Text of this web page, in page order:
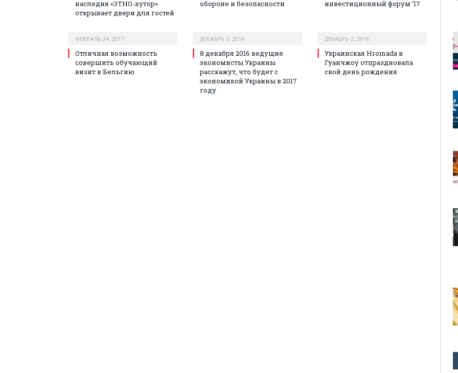
наследия «ЭТНО-хутор»
открывает двери для гостей
обороне и безопасности
инвестиционный форум ’17
ФЕВРАЛЬ 24, 2017
Отличная возможность
совершить обучающий
визит в Бельгию
ДЕКАБРЬ 3, 2016
8 декабря 2016 ведущие
экономисты Украины
расскажут, что будет с
экономикой Украины в 2017
году
ДЕКАБРЬ 2, 2016
Украинская Hromada в
Гуанчжоу отпраздновала
свой день рождения